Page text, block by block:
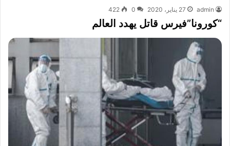
admin 27 يناير، 2020 0
422
“كورونا”فيرس قاتل يهدد العالم